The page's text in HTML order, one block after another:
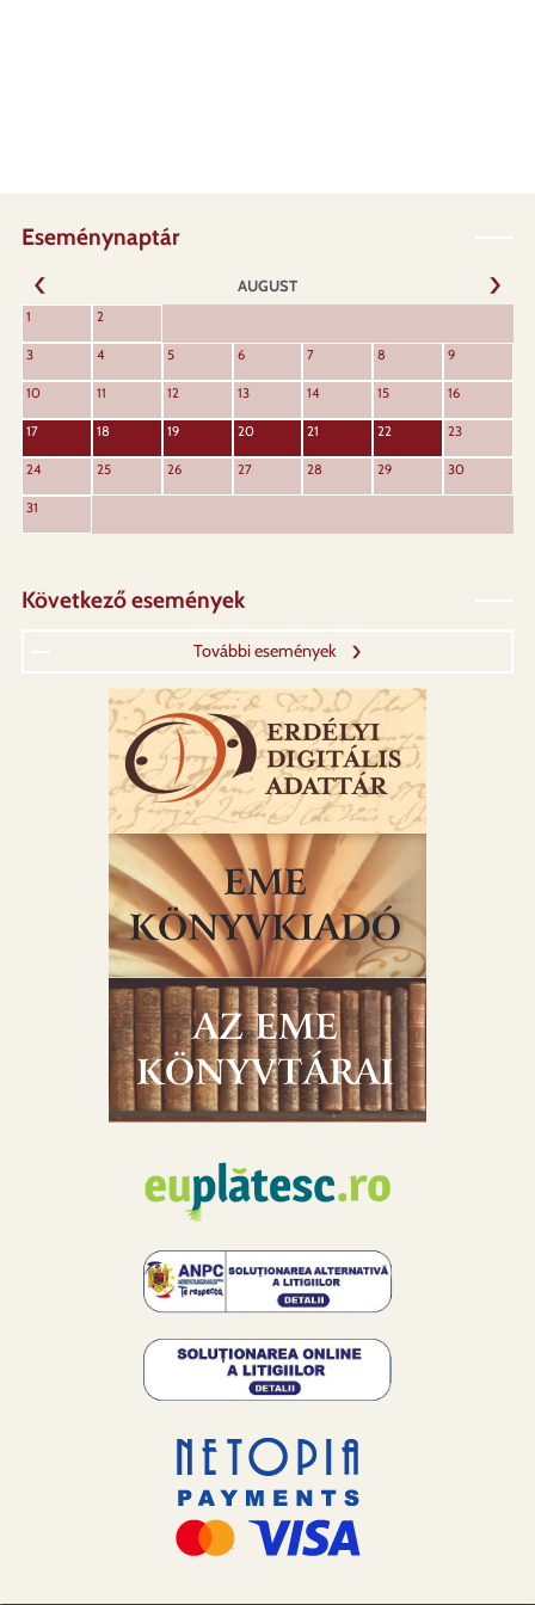
Eseménynaptár
ANTERIOR
AUGUST
1 2
3 4 5 6 7 8 9
10 11 12 13 14 15 16
17 18 19 20 21 22 23
24 25 26 27 28 29 30
31
Következő események
További események